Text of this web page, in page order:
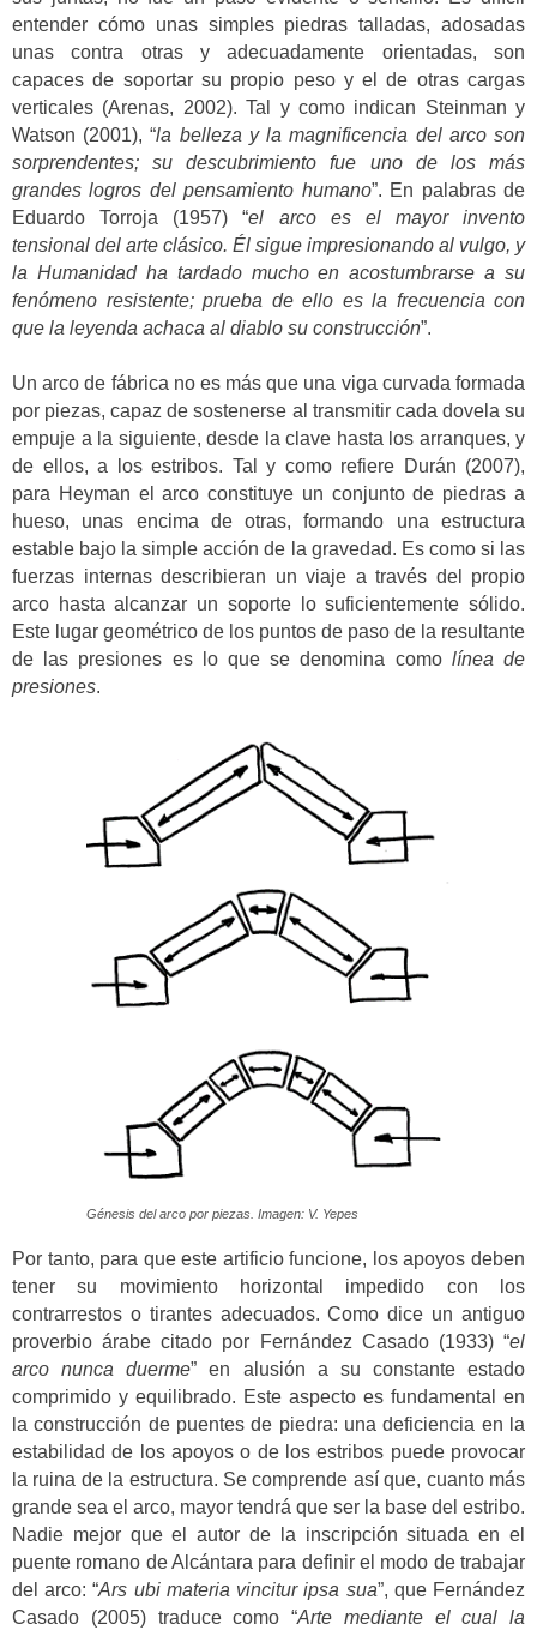
entender cómo unas simples piedras talladas, adosadas
unas contra otras y adecuadamente orientadas, son
capaces de soportar su propio peso y el de otras cargas
verticales (Arenas, 2002). Tal y como indican Steinman y
Watson (2001), “la belleza y la magnificencia del arco son
sorprendentes; su descubrimiento fue uno de los más
grandes logros del pensamiento humano”. En palabras de
Eduardo Torroja (1957) “el arco es el mayor invento
tensional del arte clásico. Él sigue impresionando al vulgo, y
la Humanidad ha tardado mucho en acostumbrarse a su
fenómeno resistente; prueba de ello es la frecuencia con
que la leyenda achaca al diablo su construcción”.
Un arco de fábrica no es más que una viga curvada formada
por piezas, capaz de sostenerse al transmitir cada dovela su
empuje a la siguiente, desde la clave hasta los arranques, y
de ellos, a los estribos. Tal y como refiere Durán (2007),
para Heyman el arco constituye un conjunto de piedras a
hueso, unas encima de otras, formando una estructura
estable bajo la simple acción de la gravedad. Es como si las
fuerzas internas describieran un viaje a través del propio
arco hasta alcanzar un soporte lo suficientemente sólido.
Este lugar geométrico de los puntos de paso de la resultante
de las presiones es lo que se denomina como línea de
presiones.
Génesis del arco por piezas. Imagen: V. Yepes
Por tanto, para que este artificio funcione, los apoyos deben
tener su movimiento horizontal impedido con los
contrarrestos o tirantes adecuados. Como dice un antiguo
proverbio árabe citado por Fernández Casado (1933) “el
arco nunca duerme” en alusión a su constante estado
comprimido y equilibrado. Este aspecto es fundamental en
la construcción de puentes de piedra: una deficiencia en la
estabilidad de los apoyos o de los estribos puede provocar
la ruina de la estructura. Se comprende así que, cuanto más
grande sea el arco, mayor tendrá que ser la base del estribo.
Nadie mejor que el autor de la inscripción situada en el
puente romano de Alcántara para definir el modo de trabajar
del arco: “Ars ubi materia vincitur ipsa sua”, que Fernández
Casado (2005) traduce como “Arte mediante el cual la